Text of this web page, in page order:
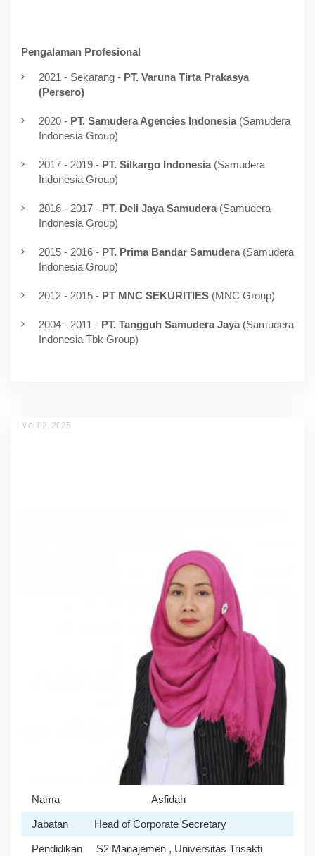
Pengalaman Profesional
2021 - Sekarang - PT. Varuna Tirta Prakasya
(Persero)
2020 - PT. Samudera Agencies Indonesia (Samudera
Indonesia Group)
2017 - 2019 - PT. Silkargo Indonesia (Samudera
Indonesia Group)
2016 - 2017 - PT. Deli Jaya Samudera (Samudera
Indonesia Group)
2015 - 2016 - PT. Prima Bandar Samudera (Samudera
Indonesia Group)
2012 - 2015 - PT MNC SEKURITIES (MNC Group)
2004 - 2011 - PT. Tangguh Samudera Jaya (Samudera
Indonesia Tbk Group)
Mei 02, 2025
Nama Asfidah
Jabatan Head of Corporate Secretary
Pendidikan S2 Manajemen , Universitas Trisakti